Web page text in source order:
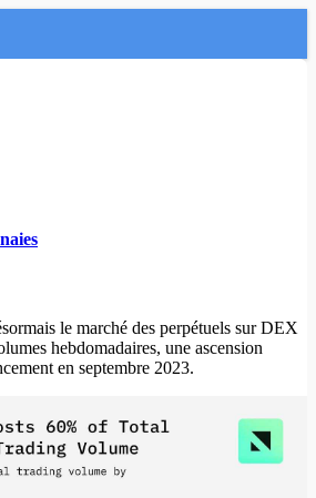
Avancée
le marché des perpétuels sur DEX
hebdomadaires, une ascension
en septembre 2023.